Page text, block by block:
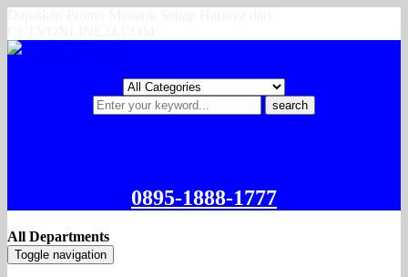
search
0895-1888-1777
All Departments
Toggle navigation